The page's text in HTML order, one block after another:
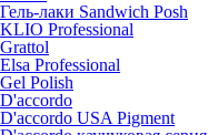
Гель-лаки Sandwich Posh
KLIO Professional
Grattol
Elsa Professional
Gel Polish
D'accordo
D'accordo USA Pigment